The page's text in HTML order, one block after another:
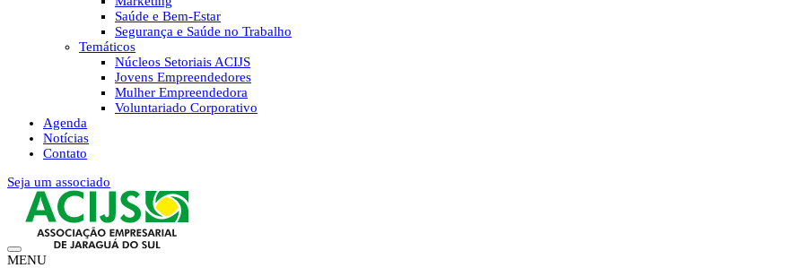
Saúde e Bem-Estar
Segurança e Saúde no Trabalho
Temáticos
Núcleos Setoriais ACIJS
Jovens Empreendedores
Mulher Empreendedora
Voluntariado Corporativo
Agenda
Notícias
Contato
Seja um associado
MENU